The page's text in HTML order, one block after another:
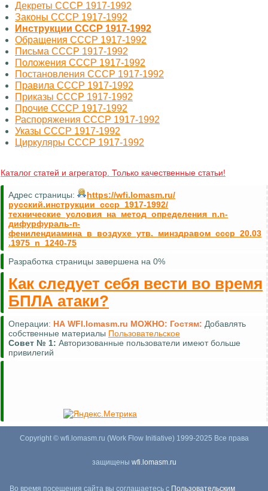
Декреты СССР 1917-1992
Законы СССР 1917-1992
Инструкции СССР 1917-1992
Обращения СССР 1917-1992
Письма СССР 1917-1992
Положения СССР 1917-1992
Постановления СССР 1917-1992
Правила СССР 1917-1992
Приказы СССР 1917-1992
Прочие СССР 1917-1992
Распоряжения СССР 1917-1992
Указы СССР 1917-1992
Циркуляры СССР 1917-1992
Каталог статей и агрегатор. Только качественные статьи!
Адрес страницы:
https://wfi.lomasm.ru/
русский.инструкции_ссср_1917-1992/
технические_условия_на_метод_определения_n.n-
дифурфураль-п-
фенилендиамина_в_воздухе_утв._минздравом_ссср_20.03
.1975_n_1240-75
Разработка страницы завершена на 0%
Как следует себя вести во время
БПЛА атаки?
Операции: НА WFI.lomasm.ru МОЖНО: Гостям: Добавлять
собственные материалы Пользовательское
Совет № 1: Авторизованные пользователи имеют больше
привилегий
Copyright © wfi.lomasm.ru (Work Flow Initiative) 1999-2025 Все права
защищены wfi.lomasm.ru
Во время посещения сайта вы соглашаетесь с Пользовательским